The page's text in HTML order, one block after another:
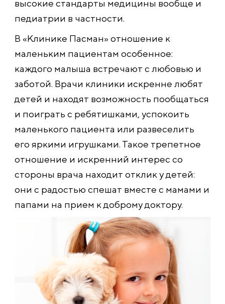
высокие стандарты медицины вообще и
педиатрии в частности.
В «Клинике Пасман» отношение к
маленьким пациентам особенное:
каждого малыша встречают с любовью и
заботой. Врачи клиники искренне любят
детей и находят возможность пообщаться
и поиграть с ребятишками, успокоить
маленького пациента или развеселить
его яркими игрушками. Такое трепетное
отношение и искренний интерес со
стороны врача находит отклик у детей:
они с радостью спешат вместе с мамами и
папами на прием к доброму доктору.